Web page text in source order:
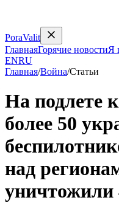
PoraValit
ГлавнаяГорячие новостиЯ
ENRU
Главная/Война/Статьи
На подлете
более 50
над
уничтожили